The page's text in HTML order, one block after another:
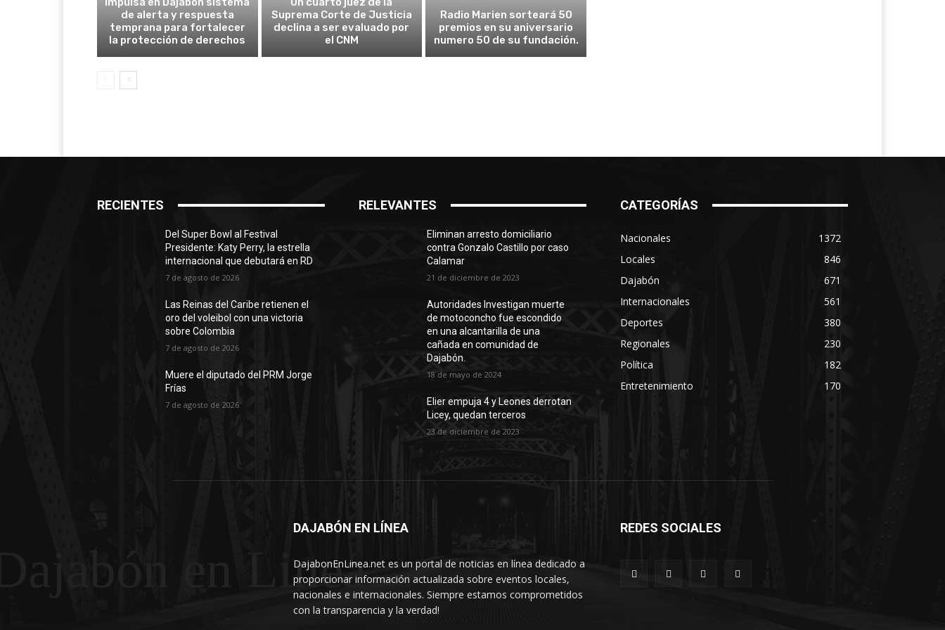
de alerta y respuesta
temprana para fortalecer
la protección de derechos
Suprema Corte de Justicia
declina a ser evaluado por
el CNM
Radio Marien sorteará 50
premios en su aniversario
numero 50 de su fundación.
RECIENTES
Del Super Bowl al Festival
Presidente: Katy Perry, la estrella
internacional que debutará en RD
7 de agosto de 2026
Las Reinas del Caribe retienen el
oro del voleibol con una victoria
sobre Colombia
7 de agosto de 2026
Muere el diputado del PRM Jorge
Frías
7 de agosto de 2026
RELEVANTES
Eliminan arresto domiciliario
contra Gonzalo Castillo por caso
Calamar
21 de diciembre de 2023
Autoridades Investigan muerte
de motoconcho fue escondido
en una alcantarilla de una
cañada en comunidad de
Dajabón.
18 de mayo de 2024
Elier empuja 4 y Leones derrotan
Licey, quedan terceros
23 de diciembre de 2023
CATEGORÍAS
Nacionales
1372
Locales
846
Dajabón
671
Internacionales
561
Deportes
380
Regionales
230
Política
182
Entretenimiento
170
en Linea
DAJABÓN EN LÍNEA
DajabonEnLinea.net es un portal de noticias en línea dedicado a
proporcionar información actualizada sobre eventos locales,
nacionales e internacionales. Siempre estamos comprometidos
con la transparencia y la verdad!
REDES SOCIALES